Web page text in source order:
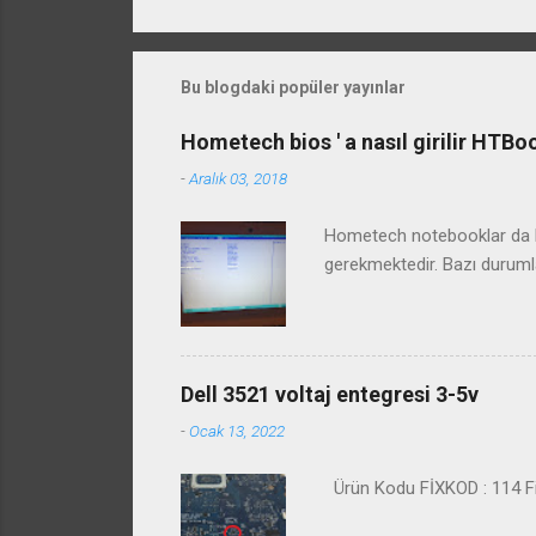
Bu blogdaki popüler yayınlar
Hometech bios ' a nasıl girilir
-Aralık 03, 2018
Hometech notebooklar da
gerekmektedir. Bazı
Dell 3521 voltaj entegresi 3-5v
-Ocak 13, 2022
Ürün Kodu FİXKOD : 114